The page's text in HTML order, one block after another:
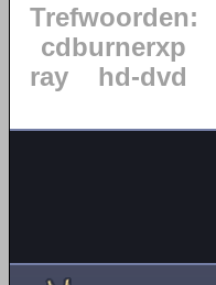
Trefwoorden:
cdburnerxp
ray
hd-dvd